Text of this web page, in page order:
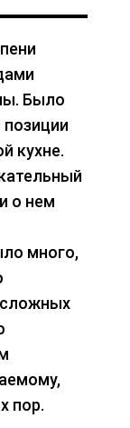
Было
позиции
кухне.
о нем
много,
пор.